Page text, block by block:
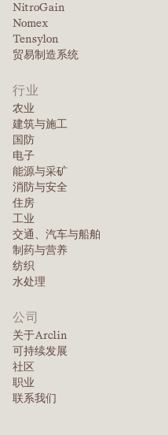
NitroGain
Nomex
Tensylon
贸易制造系统
行业
农业
建筑与施工
国防
电子
能源与采矿
消防与安全
住房
工业
交通、汽车与船舶
制药与营养
纺织
水处理
公司
关于Arclin
可持续发展
社区
职业
联系我们